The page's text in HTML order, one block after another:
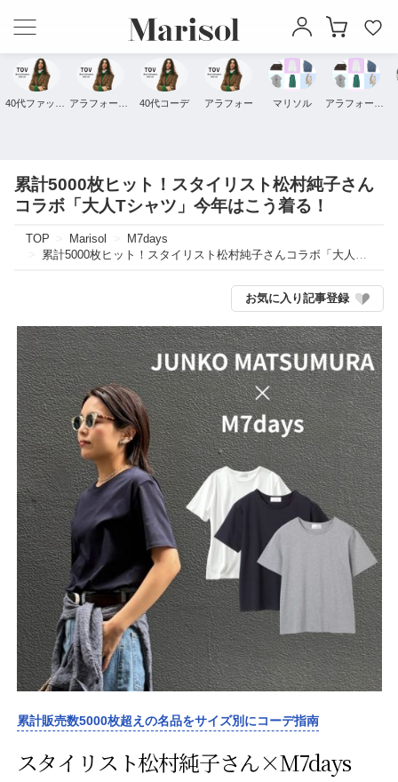
40代コーデ アラフォー マリソル
累計5000枚ヒット！スタイリスト松村純子さん
コラボ「大人Tシャツ」今年はこう着る！
TOP Marisol
M7days
累計5000枚ヒット！スタイリスト松村純子さんコラボ「大人Tシャツ」今年はこう着る！
お気に入り記事登録
累計販売数5000枚超えの名品をサイズ別にコーデ指南
スタイリスト松村純子さん×M7days